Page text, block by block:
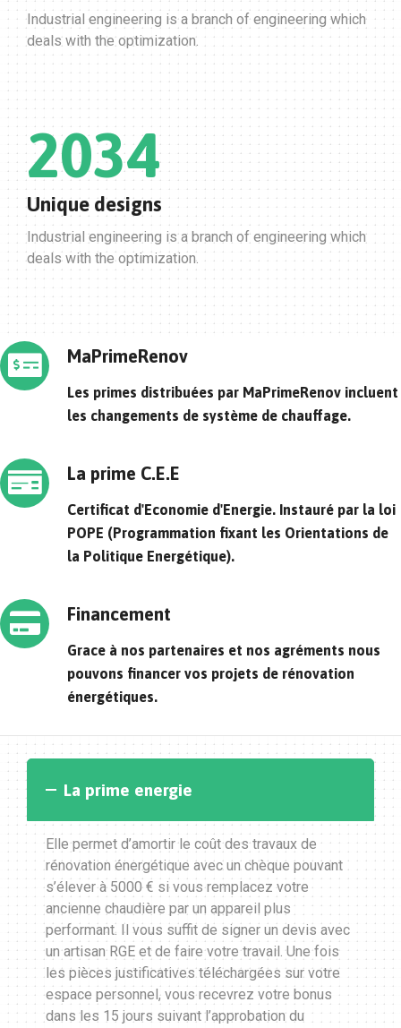
Industrial engineering is a branch of engineering which
deals with the optimization.
2034
Unique designs
Industrial engineering is a branch of engineering which
deals with the optimization.
MaPrimeRenov
Les primes distribuées par MaPrimeRenov incluent
les changements de système de chauffage.
La prime C.E.E
Certificat d'Economie d'Energie. Instauré par la loi
POPE (Programmation fixant les Orientations de
la Politique Energétique).
Financement
Grace à nos partenaires et nos agréments nous
pouvons financer vos projets de rénovation
énergétiques.
La prime energie
Elle permet d’amortir le coût des travaux de
rénovation énergétique avec un chèque pouvant
s’élever à 5000 € si vous remplacez votre
ancienne chaudière par un appareil plus
performant. Il vous suffit de signer un devis avec
un artisan RGE et de faire votre travail. Une fois
les pièces justificatives téléchargées sur votre
espace personnel, vous recevrez votre bonus
dans les 15 jours suivant l’approbation du